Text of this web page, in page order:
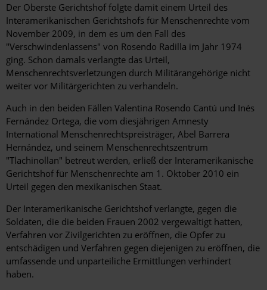
Der Oberste Gerichtshof folgte damit einem Urteil des
Interamerikanischen Gerichtshofs für Menschenrechte vom
November 2009, in dem es um den Fall des
"Verschwindenlassens" von Rosendo Radilla im Jahr 1974
ging. Schon damals verlangte das Urteil,
Menschenrechtsverletzungen durch Militärangehörige nicht
weiter vor Militärgerichten zu verhandeln.
Auch in den beiden Fällen Valentina Rosendo Cantú und Inés
Fernández Ortega, die vom diesjährigen Amnesty
International Menschenrechtspreisträger, Abel Barrera
Hernández, und seinem Menschenrechtszentrum
"Tlachinollan" betreut werden, erließ der Interamerikanische
Gerichtshof für Menschenrechte am 1. Oktober 2010 ein
Urteil gegen den mexikanischen Staat.
Der Interamerikanische Gerichtshof verlangte, gegen die
Soldaten, die die beiden Frauen 2002 vergewaltigt hatten,
Verfahren vor Zivilgerichten zu eröffnen, die Opfer zu
entschädigen und Verfahren gegen diejenigen zu eröffnen, die
umfassende und unparteiliche Ermittlungen verhindert
haben.